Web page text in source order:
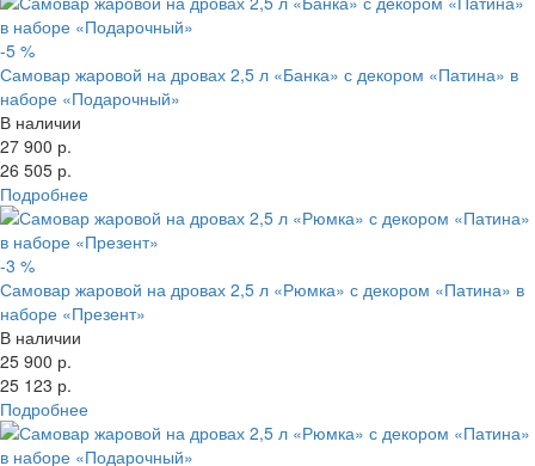
-5 %
Самовар жаровой на дровах 2,5 л «Банка» с декором «Патина» в
наборе «Подарочный»
В наличии
27 900 р.
26 505 р.
Подробнее
-3 %
Самовар жаровой на дровах 2,5 л «Рюмка» с декором «Патина» в
наборе «Презент»
В наличии
25 900 р.
25 123 р.
Подробнее